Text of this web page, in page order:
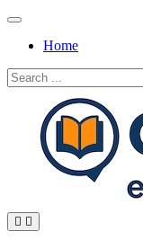
Skip
contentHome
Search
for: